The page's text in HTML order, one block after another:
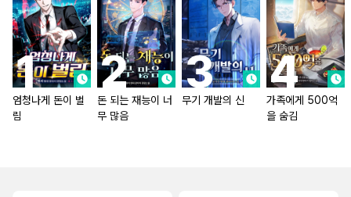
엄청나게 돈이 벌
림
돈 되는 재능이 너
무 많음
무기 개발의 신
가족에게 500억
을 숨김